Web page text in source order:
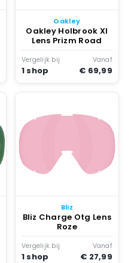
Oakley
Oakley Holbrook Xl
Lens Prizm Road
Vergelijk bij
1 shop
Vanaf
€ 69,99
Bliz
Bliz Charge Otg Lens
Roze
Vergelijk bij
1 shop
Vanaf
€ 27,99